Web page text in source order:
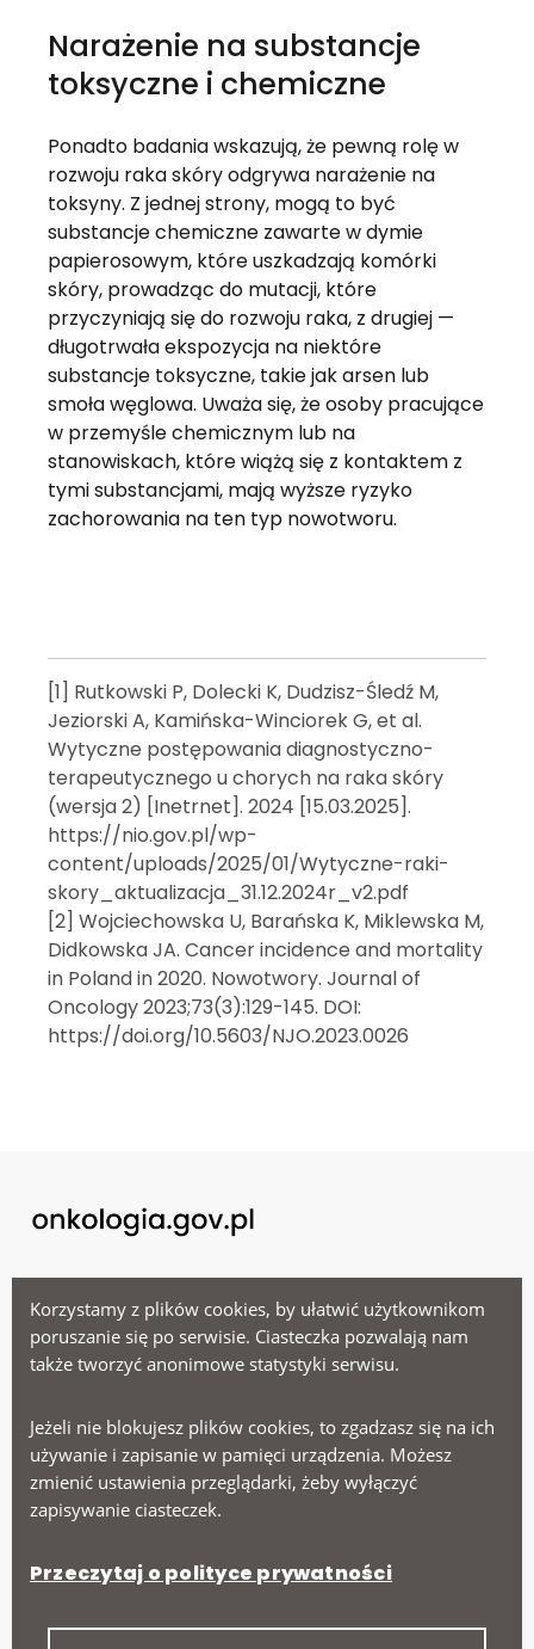
Korzystamy z plików cookies, by ułatwić użytkownikom
poruszanie się po serwisie. Ciasteczka pozwalają nam
także tworzyć anonimowe statystyki serwisu.
Jeżeli nie blokujesz plików cookies, to zgadzasz się na ich
używanie i zapisanie w pamięci urządzenia. Możesz
zmienić ustawienia przeglądarki, żeby wyłączyć
zapisywanie ciasteczek.
Przeczytaj o polityce prywatności
Narażenie na substancje
toksyczne i chemiczne
Ponadto badania wskazują, że pewną rolę w
rozwoju raka skóry odgrywa narażenie na
toksyny. Z jednej strony, mogą to być
substancje chemiczne zawarte w dymie
papierosowym, które uszkadzają komórki
skóry, prowadząc do mutacji, które
przyczyniają się do rozwoju raka, z drugiej —
długotrwała ekspozycja na niektóre
substancje toksyczne, takie jak arsen lub
smoła węglowa. Uważa się, że osoby pracujące
w przemyśle chemicznym lub na
stanowiskach, które wiążą się z kontaktem z
tymi substancjami, mają wyższe ryzyko
zachorowania na ten typ nowotworu.
[1] Rutkowski P, Dolecki K, Dudzisz-Śledź M,
Jeziorski A, Kamińska-Winciorek G, et al.
Wytyczne postępowania diagnostyczno-
terapeutycznego u chorych na raka skóry
(wersja 2) [Inetrnet]. 2024 [15.03.2025].
https://nio.gov.pl/wp-
content/uploads/2025/01/Wytyczne-raki-
skory_aktualizacja_31.12.2024r_v2.pdf
[2] Wojciechowska U, Barańska K, Miklewska M,
Didkowska JA. Cancer incidence and mortality
in Poland in 2020. Nowotwory. Journal of
Oncology 2023;73(3):129-145. DOI:
https://doi.org/10.5603/NJO.2023.0026
Menu
Ministerstwo Zdrowia
Narodowy Instytut Onkologii